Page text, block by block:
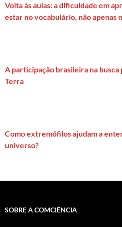
Volta às aulas: a dificuldade em
estar no vocabulário, não apenas
A participação brasileira na busca
Terra
Como extremófilos ajudam a
universo?
SOBRE A COMCIÊNCIA